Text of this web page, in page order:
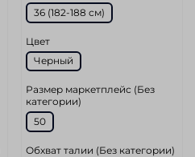
36 (182-188 см)
Цвет
Черный
Размер маркетплейс (Без
категории)
50
Обхват талии (Без категории)